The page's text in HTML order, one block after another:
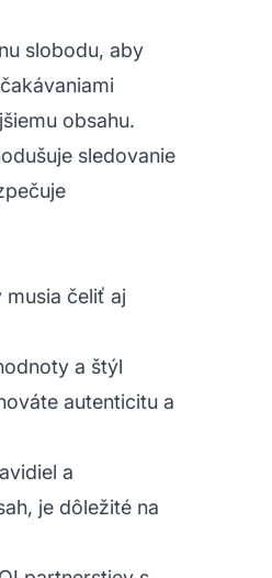
slobodu, aby
obsahu.
sledovanie
čeliť aj
a štýl
autenticitu a
a
je dôležité na